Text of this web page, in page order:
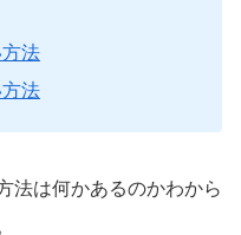
法
法
法は何かあるのかわから